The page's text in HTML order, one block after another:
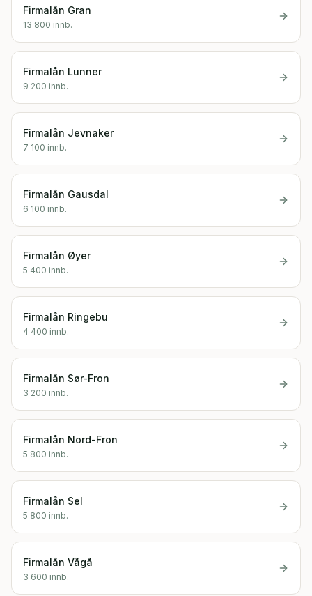
Firmalån Gran
13 800 innb.
Firmalån Lunner
9 200 innb.
Firmalån Jevnaker
7 100 innb.
Firmalån Gausdal
6 100 innb.
Firmalån Øyer
5 400 innb.
Firmalån Ringebu
4 400 innb.
Firmalån Sør-Fron
3 200 innb.
Firmalån Nord-Fron
5 800 innb.
Firmalån Sel
5 800 innb.
Firmalån Vågå
3 600 innb.